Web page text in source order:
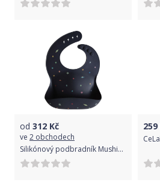
od 312 Kč
ve 2 obchodech
Silikónový podbradník Mushie Planets
259